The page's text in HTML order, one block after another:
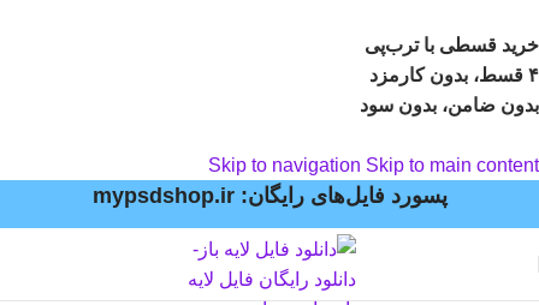
خرید قسطی با ترب‌پی
۴ قسط، بدون کارمزد
بدون ضامن، بدون سود
Skip to navigation Skip to main content
پسورد فایل‌های رایگان: mypsdshop.ir